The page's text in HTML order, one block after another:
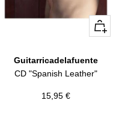
+
Añadir
Guitarricadelafuente
CD "Spanish Leather"
Precio
15,95 €